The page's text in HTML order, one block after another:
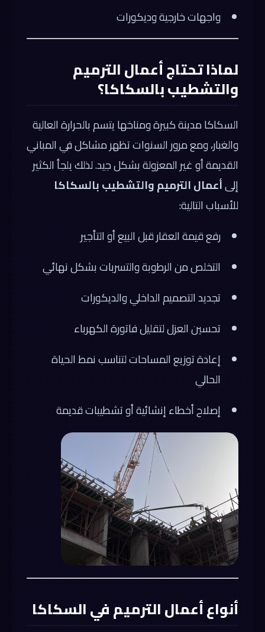
واجهات خارجية وديكورات
لماذا تحتاج أعمال الترميم
والتشطيب بالسكاكا؟
السكاكا مدينة كبيرة ومناخها يتسم بالحرارة العالية
والغبار، ومع مرور السنوات تظهر مشاكل في المباني
القديمة أو غير المعزولة بشكل جيد. لذلك يلجأ الكثير
إلىأعمال الترميم والتشطيب بالسكاكا
للأسباب التالية:
رفع قيمة العقار قبل البيع أو التأجير
التخلص من الرطوبة والتسربات بشكل نهائي
تجديد التصميم الداخلي والديكورات
تحسين العزل لتقليل فاتورة الكهرباء
إعادة توزيع المساحات لتناسب نمط الحياة
الحالي
إصلاح أخطاء إنشائية أو تشطيبات قديمة
أنواع أعمال الترميم في السكاكا